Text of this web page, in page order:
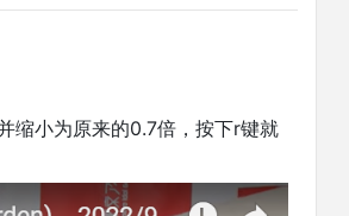
缩小为原来的0.7倍，按下r键就